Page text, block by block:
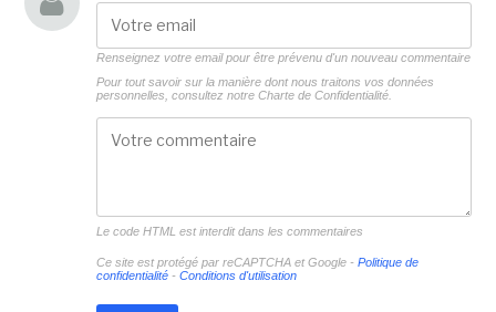
Renseignez votre email pour être prévenu d'un nouveau commentaire
Pour tout savoir sur la manière dont nous traitons vos données
personnelles, consultez notre Charte de Confidentialité.
Le code HTML est interdit dans les commentaires
Ce site est protégé par reCAPTCHA et Google - Politique de
confidentialité- Conditions d'utilisation